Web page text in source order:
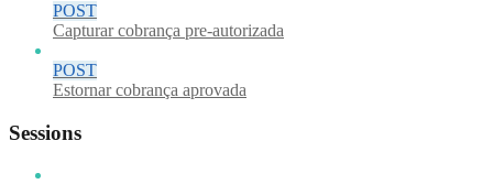
POST
Capturar cobrança pre-autorizada
POST
Estornar cobrança aprovada
Sessions